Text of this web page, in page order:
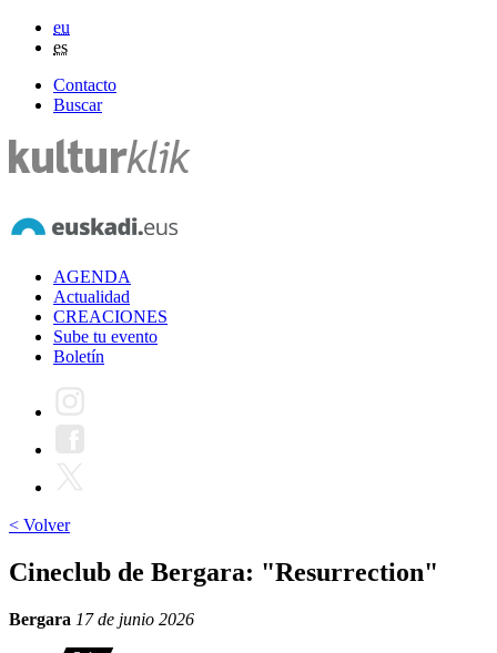
eu
es
Contacto
Buscar
AGENDA
Actualidad
CREACIONES
Sube tu evento
Boletín
< Volver
Cineclub de Bergara: "Resurrection"
Bergara 17 de junio 2026